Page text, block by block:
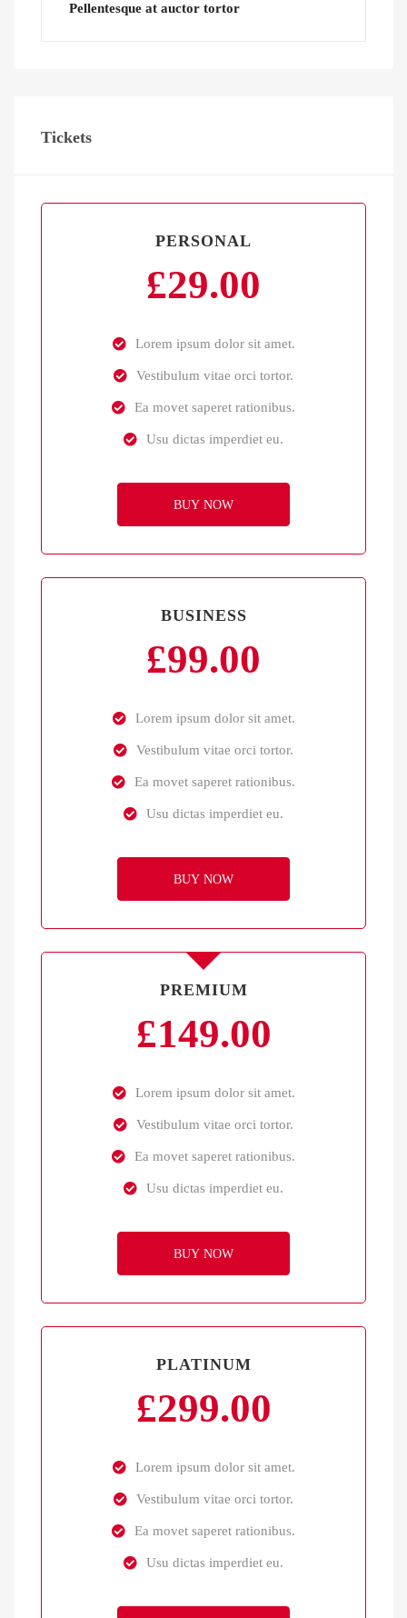
Pellentesque at auctor tortor
Tickets
PERSONAL
£29.00
Lorem ipsum dolor sit amet.
Vestibulum vitae orci tortor.
Ea movet saperet rationibus.
Usu dictas imperdiet eu.
BUY NOW
BUSINESS
£99.00
Lorem ipsum dolor sit amet.
Vestibulum vitae orci tortor.
Ea movet saperet rationibus.
Usu dictas imperdiet eu.
BUY NOW
PREMIUM
£149.00
Lorem ipsum dolor sit amet.
Vestibulum vitae orci tortor.
Ea movet saperet rationibus.
Usu dictas imperdiet eu.
BUY NOW
PLATINUM
£299.00
Lorem ipsum dolor sit amet.
Vestibulum vitae orci tortor.
Ea movet saperet rationibus.
Usu dictas imperdiet eu.